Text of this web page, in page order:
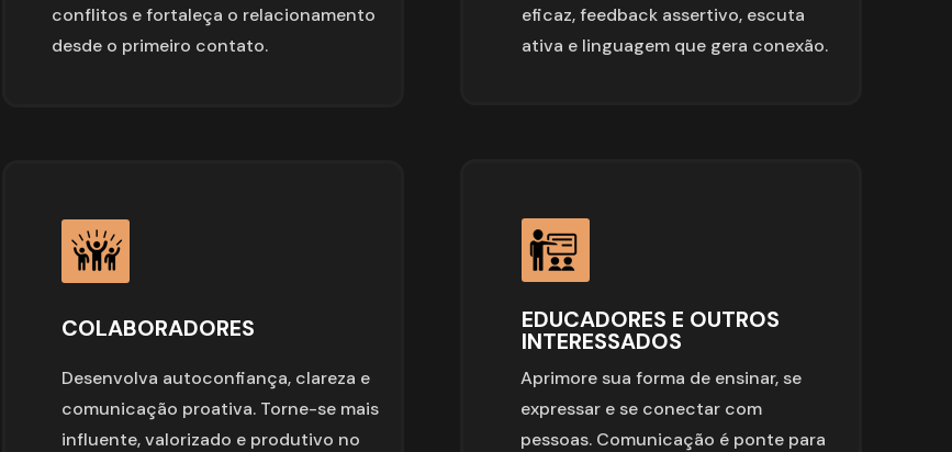
eficaz, feedback assertivo, escuta
ativa e linguagem que gera conexão.
conflitos e fortaleça o relacionamento
desde o primeiro contato.
EDUCADORES E OUTROS
INTERESSADOS
COLABORADORES
Aprimore sua forma de ensinar, se
expressar e se conectar com
pessoas. Comunicação é ponte para
Desenvolva autoconfiança, clareza e
comunicação proativa. Torne-se mais
influente, valorizado e produtivo no